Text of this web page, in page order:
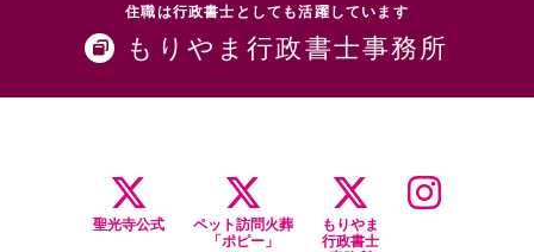
住職は行政書士としても活躍しています
もりやま行政書士事務所
聖光寺公式
ペット訪問火葬
「ポピー」
もりやま
行政書士